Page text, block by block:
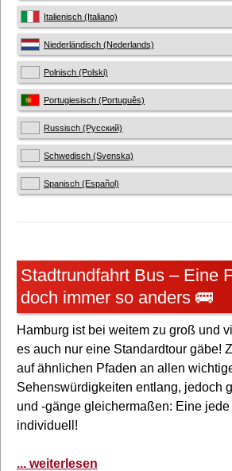
Italienisch (Italiano)
Niederländisch (Nederlands)
Polnisch (Polski)
Portugiesisch (Português)
Russisch (Русский)
Schwedisch (Svenska)
Spanisch (Español)
Stadtrundfahrt Bus – Eine
doch immer so anders 🚌
Hamburg ist bei weitem zu groß und
es auch nur eine Standardtour gäbe!
auf ähnlichen Pfaden an allen
Sehenswürdigkeiten entlang, jedoch
und -gänge gleichermaßen: Eine
individuell!
... weiterlesen